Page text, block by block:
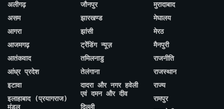
अलीगढ़
असम
आगरा
आजमगढ़
आतंकवाद
आंध्र प्रदेश
इटावा
इलाहाबाद (प्रयागराज)
मंडल
जौनपुर
झारखण्ड
झांसी
ट्रेंडिंग न्यूज़
तमिलनाडु
तेलंगाना
दादरा और नगर हवेली
एवं दमन और दीव
दिल्ली
मुरादाबाद
मेघालय
मेरठ
मैनपुरी
राजनीति
राजस्थान
राज्य
रामपुर